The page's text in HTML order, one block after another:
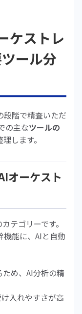
ケストレ
ール分
段階で精査いただ
の主なツールの
します。
オーケスト
テゴリーです。
能に、AIと自動
め、AI分析の精
入れやすさが高